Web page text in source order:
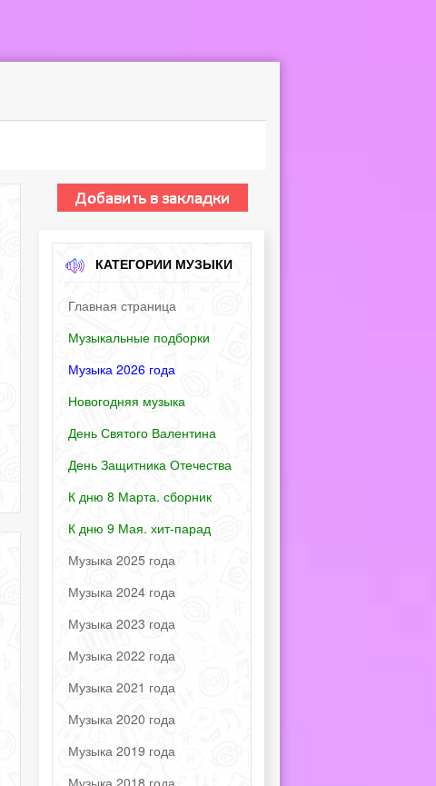
КАТЕГОРИИ МУЗЫКИ
Главная страница
Музыкальные подборки
Музыка 2026 года
Новогодняя музыка
День Святого Валентина
День Защитника Отечества
К дню 8 Марта. сборник
К дню 9 Мая. хит-парад
Музыка 2025 года
Музыка 2024 года
Музыка 2023 года
Музыка 2022 года
Музыка 2021 года
Музыка 2020 года
Музыка 2019 года
Музыка 2018 года